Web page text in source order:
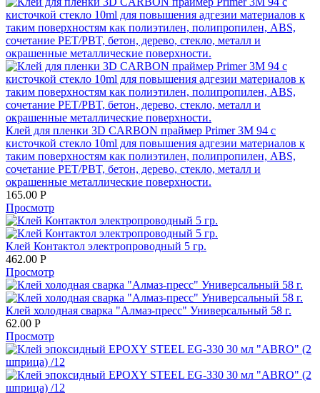
Клей для пленки 3D CARBON праймер Primer 3M 94 с
кисточкой стекло 10ml для повышения адгезии материалов к
таким поверхностям как полиэтилен, полипропилен, ABS,
сочетание PET/PBT, бетон, дерево, стекло, металл и
окрашенные металлические поверхности.
165.00 Р
Просмотр
Клей Контактол электропроводный 5 гр.
462.00 Р
Просмотр
Клей холодная сварка "Алмаз-пресс" Универсальный 58 г.
62.00 Р
Просмотр